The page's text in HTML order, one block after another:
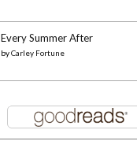
Every Summer After
byCarley Fortune